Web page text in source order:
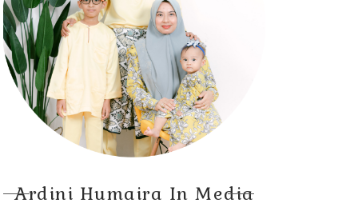
Ardini Humaira In Media